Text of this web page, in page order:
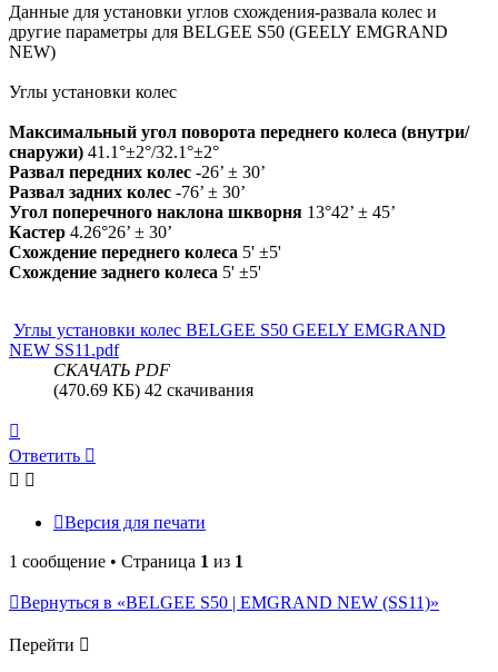
Данные для установки углов схождения-развала колес и
другие параметры для BELGEE S50 (GEELY EMGRAND
NEW)
Углы установки колес
Максимальный угол поворота переднего колеса (внутри/
снаружи) 41.1°±2°/32.1°±2°
Развал передних колес -26’ ± 30’
Развал задних колес -76’ ± 30’
Угол поперечного наклона шкворня 13°42’ ± 45’
Кастер 4.26°26’ ± 30’
Схождение переднего колеса 5' ±5'
Схождение заднего колеса 5' ±5'
Углы установки колес BELGEE S50 GEELY EMGRAND
NEW SS11.pdf
СКАЧАТЬ PDF
(470.69 КБ) 42 скачивания
к
началу
Ответить
Версия для печати
1 сообщение • Страница 1 из 1
Вернуться в «BELGEE S50 | EMGRAND NEW (SS11)»
Перейти